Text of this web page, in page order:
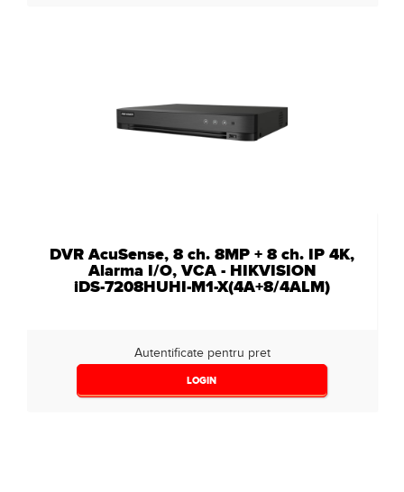
DVR AcuSense, 8 ch. 8MP + 8 ch. IP 4K,
Alarma I/O, VCA - HIKVISION
iDS-7208HUHI-M1-X(4A+8/4ALM)
Autentificate pentru pret
LOGIN